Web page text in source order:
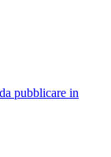
pubblicare in